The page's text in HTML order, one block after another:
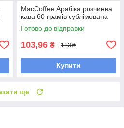
MacCoffee Арабіка розчинна
кава 60 грамів сублімована
Готово до відправки
103,96 ₴ 113 ₴
Купити
ще